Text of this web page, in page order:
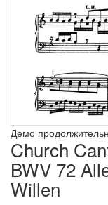
Демо
Church
BWV 72
Willen